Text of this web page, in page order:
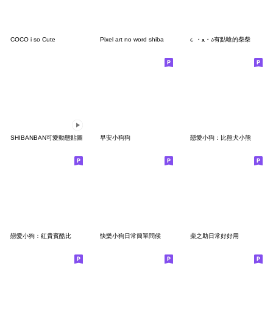
COCO i so Cute Pixel art no word shiba ૮ ・ﻌ・ა有點嗆的柴柴
SHIBANBAN可愛動態貼圖 早安小狗狗 戀愛小狗：比熊犬小熊
戀愛小狗：紅貴賓酷比 快樂小狗日常簡單問候 柴之助日常好好用